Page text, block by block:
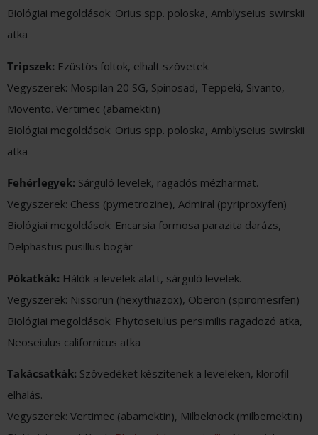
Biológiai megoldások: Orius spp. poloska, Amblyseius swirskii
atka
Tripszek: Ezüstös foltok, elhalt szövetek.
Vegyszerek: Mospilan 20 SG, Spinosad, Teppeki, Sivanto,
Movento. Vertimec (abamektin)
Biológiai megoldások: Orius spp. poloska, Amblyseius swirskii
atka
Fehérlegyek: Sárguló levelek, ragadós mézharmat.
Vegyszerek: Chess (pymetrozine), Admiral (pyriproxyfen)
Biológiai megoldások: Encarsia formosa parazita darázs,
Delphastus pusillus bogár
Pókatkák: Hálók a levelek alatt, sárguló levelek.
Vegyszerek: Nissorun (hexythiazox), Oberon (spiromesifen)
Biológiai megoldások: Phytoseiulus persimilis ragadozó atka,
Neoseiulus californicus atka
Takácsatkák: Szövedéket készítenek a leveleken, klorofil
elhalás.
Vegyszerek: Vertimec (abamektin), Milbeknock (milbemektin)